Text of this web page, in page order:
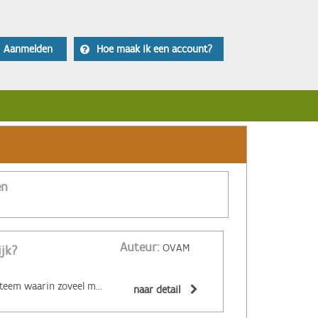
Aanmelden Hoe maak ik een account?
Auteur: OVAM
‌De circulaire economie is een economisch systeem waarin zoveel mogelijk producten en grondstoffen hergebruikt of hoogwaardig gerecycleerd worden. Materialen zijn (volledig) recycleerbaar of afbreekbaar, spullen worden hersteld, hebben een hoge tweedehandswaarde, zijn ‘upgradebaar’, kunnen makkelijk gedemonteerd worden en omgevormd tot nieuwe producten ... Zo wordt maximaal vermeden dat spullen hun waarde verliezen. De circulaire economie biedt een alternatief voor het huidige lineaire systeem. Daarin worden grondstoffen omgezet in producten die aan het einde van hun leven massaal afval worden. De Ellen MacArthur Foundation maakte er een inzichtelijk filmpje over: naar detail